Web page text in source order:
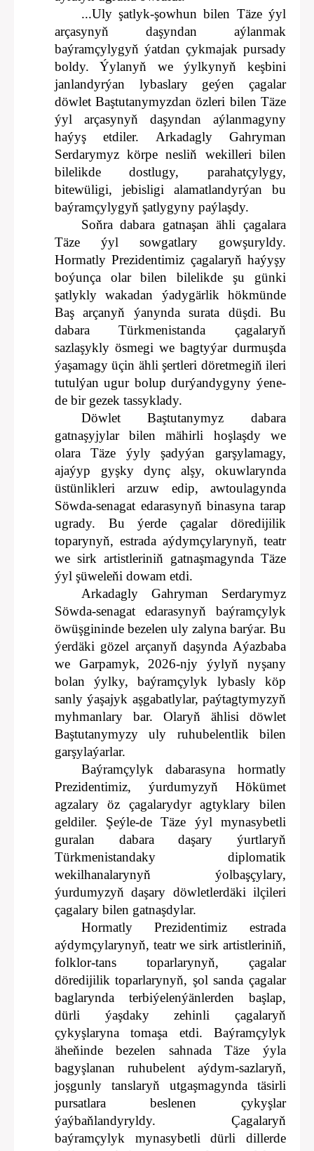
...Uly şatlyk-şowhun bilen Täze ýyl
arçasynyň daşyndan aýlanmak
baýramçylygyň ýatdan çykmajak pursady
boldy. Ýylanyň we ýylkynyň keşbini
janlandyrýan lybaslary geýen çagalar
döwlet Baştutanymyzdan özleri bilen Täze
ýyl arçasynyň daşyndan aýlanmagyny
haýyş etdiler. Arkadagly Gahryman
Serdarymyz körpe nesliň wekilleri bilen
bilelikde dostlugy, parahatçylygy,
bitewüligi, jebisligi alamatlandyrýan bu
baýramçylygyň şatlygyny paýlaşdy.
Soňra dabara gatnaşan ähli çagalara
Täze ýyl sowgatlary gowşuryldy.
Hormatly Prezidentimiz çagalaryň haýyşy
boýunça olar bilen bilelikde şu günki
şatlykly wakadan ýadygärlik hökmünde
Baş arçanyň ýanynda surata düşdi. Bu
dabara Türkmenistanda çagalaryň
sazlaşykly ösmegi we bagtyýar durmuşda
ýaşamagy üçin ähli şertleri döretmegiň ileri
tutulýan ugur bolup durýandygyny ýene-
de bir gezek tassyklady.
Döwlet Baştutanymyz dabara
gatnaşyjylar bilen mähirli hoşlaşdy we
olara Täze ýyly şadyýan garşylamagy,
ajaýyp gyşky dynç alşy, okuwlarynda
üstünlikleri arzuw edip, awtoulagynda
Söwda-senagat edarasynyň binasyna tarap
ugrady. Bu ýerde çagalar döredijilik
toparynyň, estrada aýdymçylarynyň, teatr
we sirk artistleriniň gatnaşmagynda Täze
ýyl şüweleňi dowam etdi.
Arkadagly Gahryman Serdarymyz
Söwda-senagat edarasynyň baýramçylyk
öwüşgininde bezelen uly zalyna barýar. Bu
ýerdäki gözel arçanyň daşynda Aýazbaba
we Garpamyk, 2026-njy ýylyň nyşany
bolan ýylky, baýramçylyk lybasly köp
sanly ýaşajyk aşgabatlylar, paýtagtymyzyň
myhmanlary bar. Olaryň ählisi döwlet
Baştutanymyzy uly ruhubelentlik bilen
garşylaýarlar.
Baýramçylyk dabarasyna hormatly
Prezidentimiz, ýurdumyzyň Hökümet
agzalary öz çagalarydyr agtyklary bilen
geldiler. Şeýle-de Täze ýyl mynasybetli
guralan dabara daşary ýurtlaryň
Türkmenistandaky diplomatik
wekilhanalarynyň ýolbaşçylary,
ýurdumyzyň daşary döwletlerdäki ilçileri
çagalary bilen gatnaşdylar.
Hormatly Prezidentimiz estrada
aýdymçylarynyň, teatr we sirk artistleriniň,
folklor-tans toparlarynyň, çagalar
döredijilik toparlarynyň, şol sanda çagalar
baglarynda terbiýelenýänlerden başlap,
dürli ýaşdaky zehinli çagalaryň
çykyşlaryna tomaşa etdi. Baýramçylyk
äheňinde bezelen sahnada Täze ýyla
bagyşlanan ruhubelent aýdym-sazlaryň,
joşgunly tanslaryň utgaşmagynda täsirli
pursatlara beslenen çykyşlar
ýaýbaňlandyryldy. Çagalaryň
baýramçylyk mynasybetli dürli dillerde